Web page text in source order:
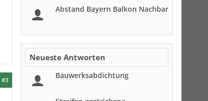
#3
Abstand Bayern Balkon Nachbar
Neueste Antworten
Bauwerksabdichtung